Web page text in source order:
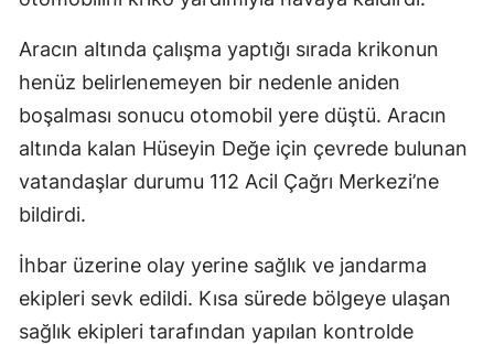
Aracın altında çalışma yaptığı sırada krikonun
henüz belirlenemeyen bir nedenle aniden
boşalması sonucu otomobil yere düştü. Aracın
altında kalan Hüseyin Değe için çevrede bulunan
vatandaşlar durumu 112 Acil Çağrı Merkezi’ne
bildirdi.
İhbar üzerine olay yerine sağlık ve jandarma
ekipleri sevk edildi. Kısa sürede bölgeye ulaşan
sağlık ekipleri tarafından yapılan kontrolde